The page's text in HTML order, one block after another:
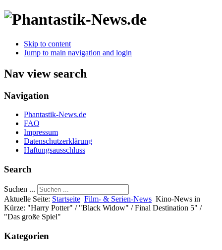
Skip to content
Jump to main navigation and login
Nav view search
Navigation
Phantastik-News.de
FAQ
Impressum
Datenschutzerklärung
Haftungsausschluss
Search
Suchen ...
Aktuelle Seite: Startseite Film- & Serien-News Kino-News in
Kürze: "Harry Potter" / "Black Widow" / Final Destination 5" /
"Das große Spiel"
Kategorien